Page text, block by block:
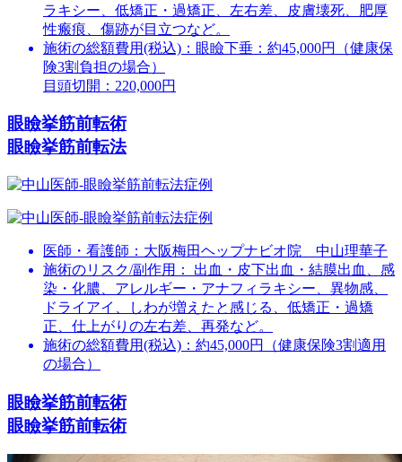
ラキシー、低矯正・過矯正、左右差、皮膚壊死、肥厚
性瘢痕、傷跡が目立つなど。
施術の総額費用(税込)： 眼瞼下垂：約45,000円（健康保
険3割負担の場合）
目頭切開：220,000円
眼瞼挙筋前転術
眼瞼挙筋前転法
医師・看護師： 大阪梅田ヘップナビオ院 中山理華子
施術のリスク/副作用：
出血・皮下出血・結膜出血、感
染・化膿、アレルギー・アナフィラキシー、異物感、
ドライアイ、しわが増えたと感じる、低矯正・過矯
正、仕上がりの左右差、再発など。
施術の総額費用(税込)： 約45,000円（健康保険3割適用
の場合）
眼瞼挙筋前転術
眼瞼挙筋前転術